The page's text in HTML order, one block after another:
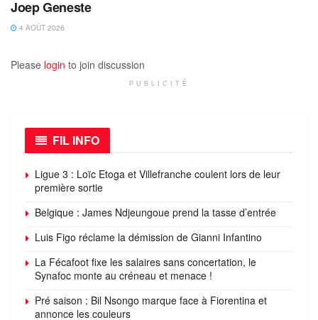
Joep Geneste
4 AOÛT 2026
Please login to join discussion
PUBLICITÉ
FIL INFO
Ligue 3 : Loïc Etoga et Villefranche coulent lors de leur
première sortie
Belgique : James Ndjeungoue prend la tasse d’entrée
Luis Figo réclame la démission de Gianni Infantino
La Fécafoot fixe les salaires sans concertation, le
Synafoc monte au créneau et menace !
Pré saison : Bil Nsongo marque face à Fiorentina et
annonce les couleurs